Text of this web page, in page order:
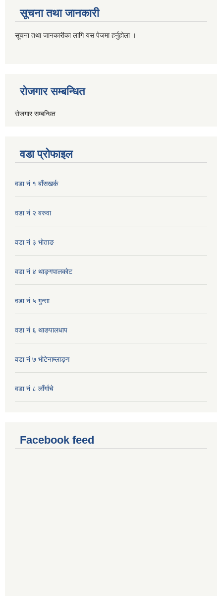
सूचना तथा जानकारी
सूचना तथा जानकारीका लागि यस पेजमा हर्नुहोला ।
रोजगार सम्बन्धित
रोजगार सम्बन्धित
वडा प्रोफाइल
वडा नं १ बाँसखर्क
वडा नं २ बरुवा
वडा नं ३ भाेताङ
वडा नं ४ थाङ्गपालकाेट
वडा नं ५ गुन्सा
वडा नं ६ थाङपालधाप
वडा नं ७ भाेटेनाम्लाङ्ग
वडा नं ८ लाँर्गाचे
Facebook feed